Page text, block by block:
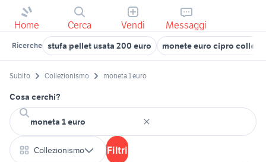
Home Cerca Vendi Messaggi
Ricerche stufa pellet usata 200 euro monete euro cipro
Subito Collezionismo moneta 1 euro
Cosa cerchi?
Collezionismo Filtri